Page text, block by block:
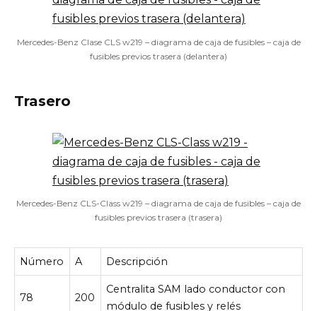
Mercedes-Benz Clase CLS w219 – diagrama de caja de fusibles – caja de
fusibles previos trasera (delantera)
Trasero
Mercedes-Benz CLS-Class w219 – diagrama de caja de fusibles – caja de
fusibles previos trasera (trasera)
Número A Descripción
78 200
Centralita SAM lado conductor con
módulo de fusibles y relés